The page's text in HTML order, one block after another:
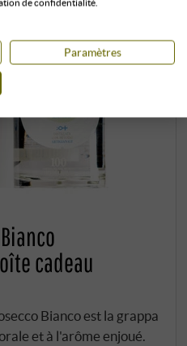
cadeau
Bianco est la grappa
et à l'arôme enjoué.
de confidentialité.
Paramètres